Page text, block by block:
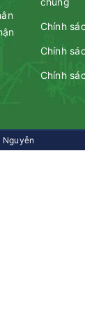
Chính
Chính
Chính
Nguyễn